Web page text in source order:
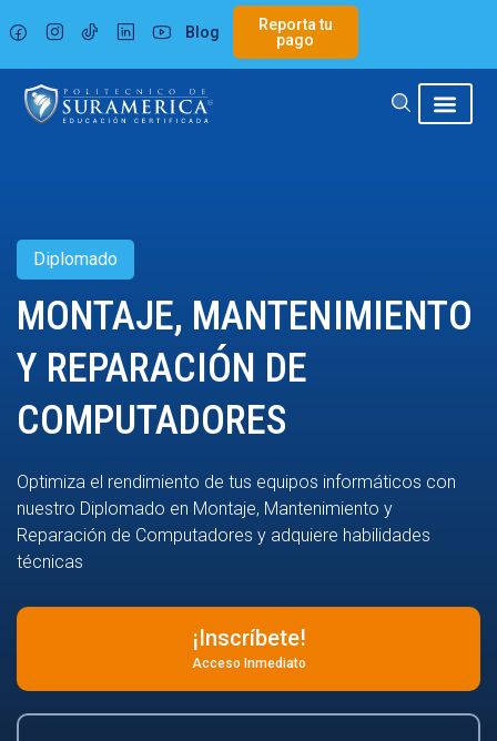
al
contenido
Blog
Reporta tu
pago
Diplomado
MONTAJE, MANTENIMIENTO
Y REPARACIÓN DE
COMPUTADORES
Optimiza el rendimiento de tus equipos informáticos con
nuestro Diplomado en Montaje, Mantenimiento y
Reparación de Computadores y adquiere habilidades
técnicas
¡Inscríbete!
Acceso Inmediato